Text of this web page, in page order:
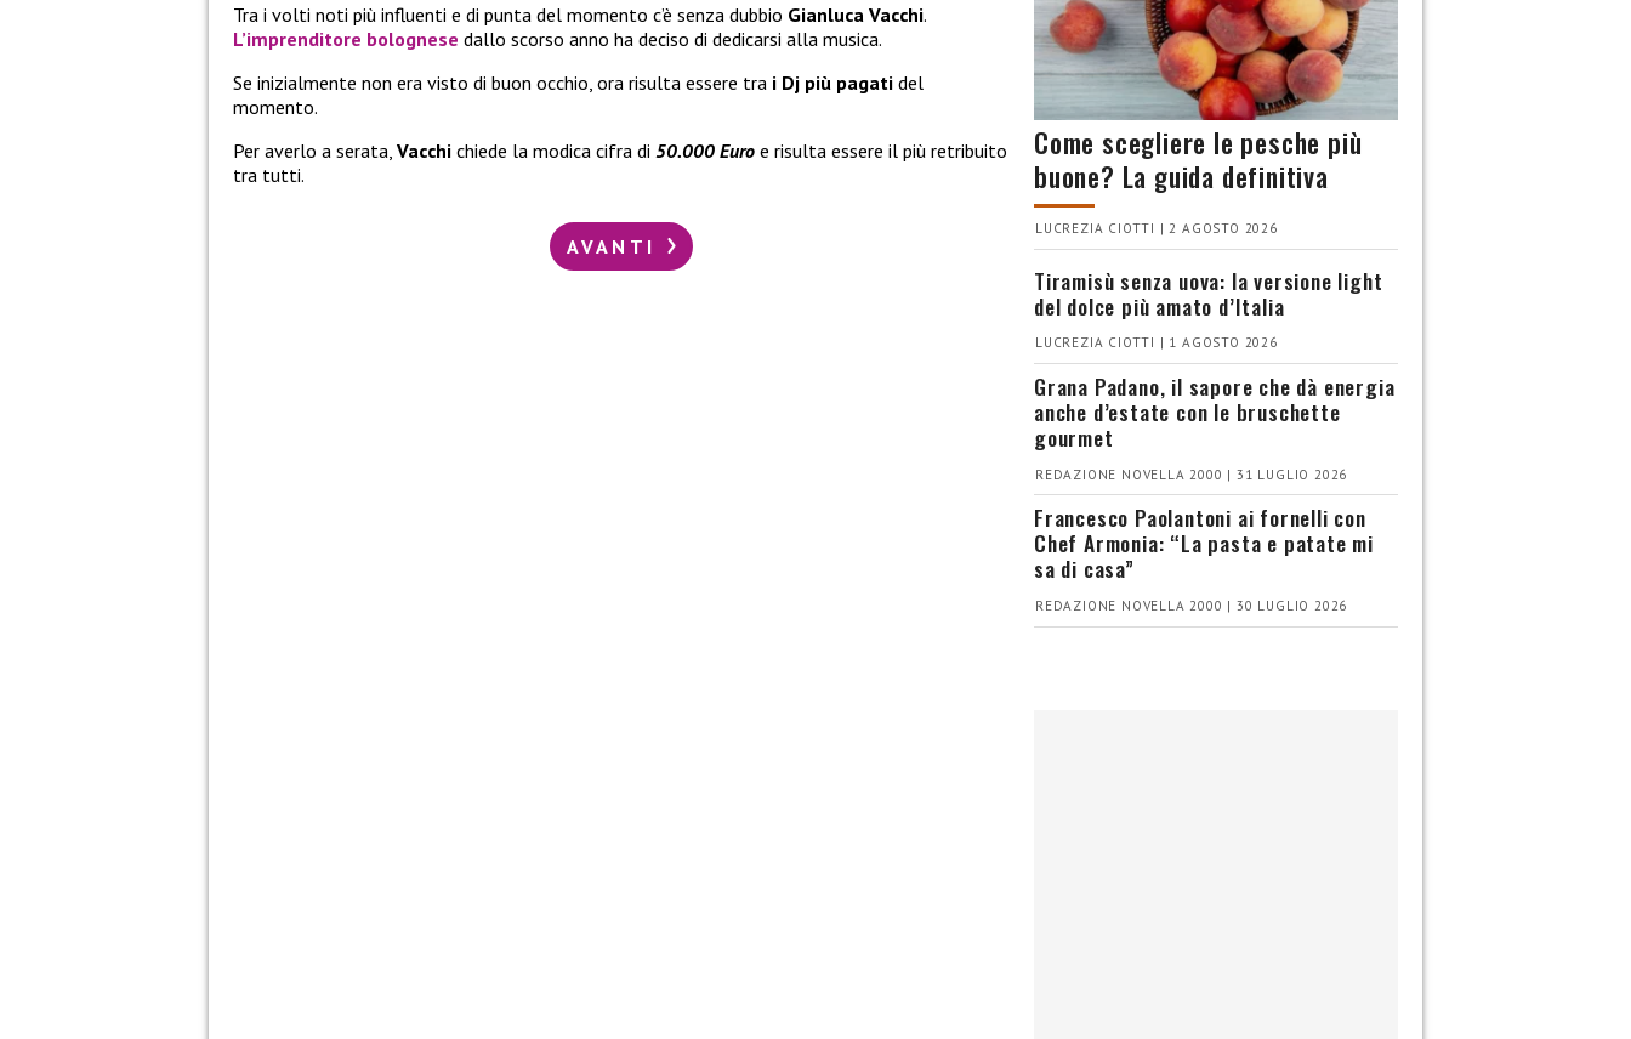
Tra i volti noti più influenti e di punta del momento c’è senza dubbio Gianluca Vacchi.
L’imprenditore bolognese dallo scorso anno ha deciso di dedicarsi alla musica.
Se inizialmente non era visto di buon occhio, ora risulta essere tra i Dj più pagati del
momento.
Per averlo a serata, Vacchi chiede la modica cifra di 50.000 Euro e risulta essere il più retribuito
tra tutti.
AVANTI
Come scegliere le pesche più
buone? La guida definitiva
LUCREZIA CIOTTI | 2 AGOSTO 2026
Tiramisù senza uova: la versione light
del dolce più amato d’Italia
LUCREZIA CIOTTI | 1 AGOSTO 2026
Grana Padano, il sapore che dà energia
anche d’estate con le bruschette
gourmet
REDAZIONE NOVELLA 2000 | 31 LUGLIO 2026
Francesco Paolantoni ai fornelli con
Chef Armonia: “La pasta e patate mi
sa di casa”
REDAZIONE NOVELLA 2000 | 30 LUGLIO 2026